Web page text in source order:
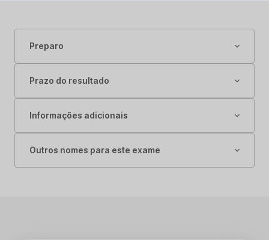
Preparo
Prazo do resultado
Informações adicionais
Outros nomes para este exame